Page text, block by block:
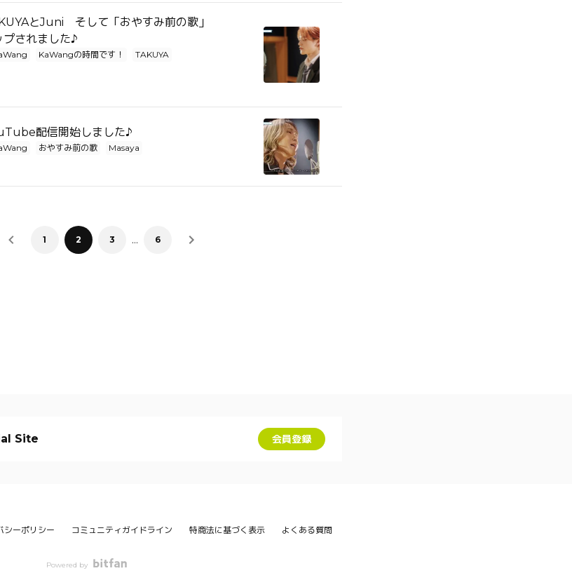
とJuni そして「おやすみ前の歌」
されました♪
KaWangの時間です！
TAKUYA
配信開始しました♪
おやすみ前の歌
Masaya
1 2 3 … 6
Site 会員登録
シーポリシー コミュニティガイドライン 特商法に基づく表示 よくある質問
Powered by